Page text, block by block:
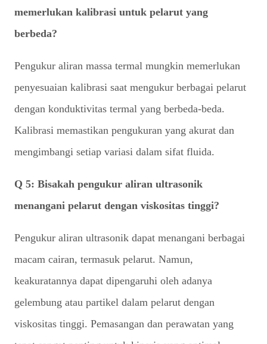
memerlukan kalibrasi untuk pelarut yang
berbeda?
Pengukur aliran massa termal mungkin memerlukan
penyesuaian kalibrasi saat mengukur berbagai pelarut
dengan konduktivitas termal yang berbeda-beda.
Kalibrasi memastikan pengukuran yang akurat dan
mengimbangi setiap variasi dalam sifat fluida.
Q 5: Bisakah pengukur aliran ultrasonik
menangani pelarut dengan viskositas tinggi?
Pengukur aliran ultrasonik dapat menangani berbagai
macam cairan, termasuk pelarut. Namun,
keakuratannya dapat dipengaruhi oleh adanya
gelembung atau partikel dalam pelarut dengan
viskositas tinggi. Pemasangan dan perawatan yang